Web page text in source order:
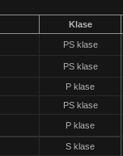
Klase
PS klase
PS klase
P klase
PS klase
P klase
S klase